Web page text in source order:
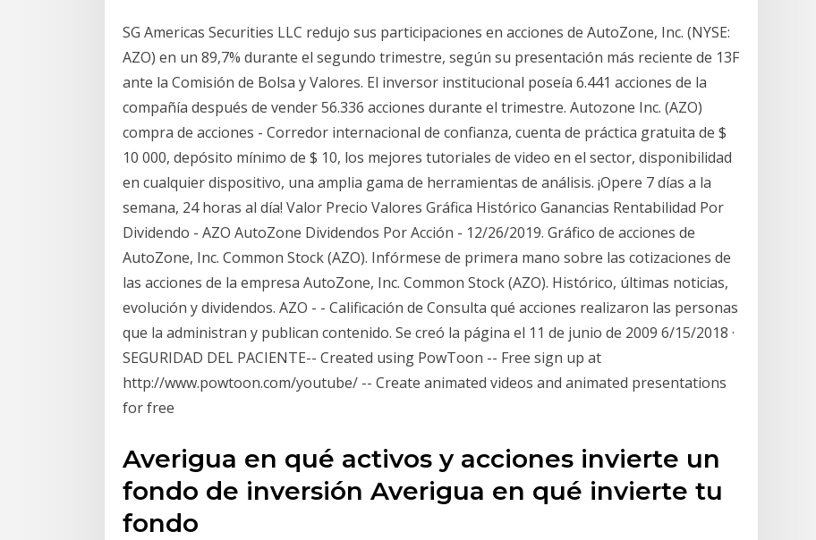
SG Americas Securities LLC redujo sus participaciones en acciones de AutoZone, Inc. (NYSE:
AZO) en un 89,7% durante el segundo trimestre, según su presentación más reciente de 13F
ante la Comisión de Bolsa y Valores. El inversor institucional poseía 6.441 acciones de la
compañía después de vender 56.336 acciones durante el trimestre. Autozone Inc. (AZO)
compra de acciones - Corredor internacional de confianza, cuenta de práctica gratuita de $
10 000, depósito mínimo de $ 10, los mejores tutoriales de video en el sector, disponibilidad
en cualquier dispositivo, una amplia gama de herramientas de análisis. ¡Opere 7 días a la
semana, 24 horas al día! Valor Precio Valores Gráfica Histórico Ganancias Rentabilidad Por
Dividendo - AZO AutoZone Dividendos Por Acción - 12/26/2019. Gráfico de acciones de
AutoZone, Inc. Common Stock (AZO). Infórmese de primera mano sobre las cotizaciones de
las acciones de la empresa AutoZone, Inc. Common Stock (AZO). Histórico, últimas noticias,
evolución y dividendos. AZO - - Calificación de Consulta qué acciones realizaron las personas
que la administran y publican contenido. Se creó la página el 11 de junio de 2009 6/15/2018 ·
SEGURIDAD DEL PACIENTE-- Created using PowToon -- Free sign up at
http://www.powtoon.com/youtube/ -- Create animated videos and animated presentations
for free
Averigua en qué activos y acciones invierte un
fondo de inversión Averigua en qué invierte tu
fondo